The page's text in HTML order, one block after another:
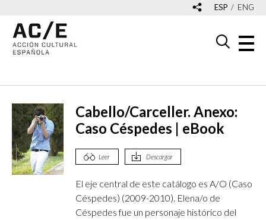
ESP ENG
Cabello/Carceller. Anexo:
Caso Céspedes | eBook
Leer Descargar
El eje central de este catálogo es A/O (Caso
Céspedes) (2009-2010). Elena/o de
Céspedes fue un personaje histórico del